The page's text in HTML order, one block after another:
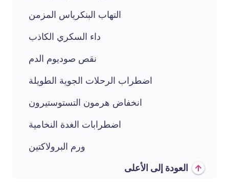
التهاب البنكرياس المزمن
داء السكري الكاذب
نقص صوديوم الدم
اضطراب الرحلات الجوية الطويلة
انخفاض هرمون التستوستيرون
اضطرابات الغدة النخامية
ورم البرولاكتين
العودة إلى الأعلى